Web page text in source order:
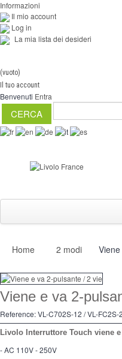
Informazioni
Il mio account
Log in
La mia lista dei desideri
(vuoto)
Il tuo account
Benvenuti Entra
Interruttori
Dimmer
2 modi
preso
Spéciales
Home 2 modi
Viene e va 2-
Reference:VL-C702S-12 / VL-FC2S-
Livolo Interruttore Touch viene
- AC 110V - 250V